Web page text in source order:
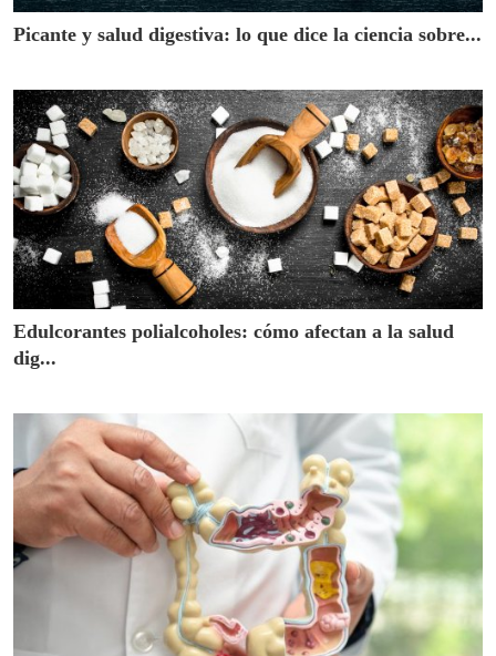
Picante y salud digestiva: lo que dice la ciencia sobre...
Edulcorantes polialcoholes: cómo afectan a la salud
dig...